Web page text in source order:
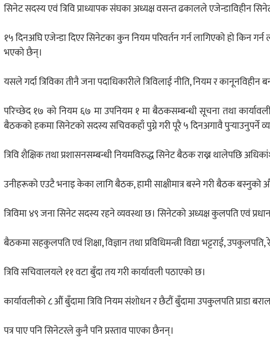
सिनेट सदस्य एवं त्रिवि प्राध्यापक संघका अध्यक्ष वसन्त ढकालले एजेन्डाविहीन
१५ दिनअघि एजेन्डा दिएर सिनेटका कुन नियम परिवर्तन गर्न लागिएको हो किन
भएको छैन्।
यसले गर्दा त्रिविका तीनै जना पदाधिकारीले त्रिविलाई नीति, नियम र
परिच्छेद १७ को नियम ६७ मा उपनियम १ मा बैठकसम्बन्धी सूचना तथा
बैठकको हकमा सिनेटको सदस्य सचिवकहाँ पुग्ने गरी पूरै ५ दिनअगावै पुर्‍याउनुपर्ने
त्रिवि शैक्षिक तथा प्रशासनसम्बन्धी नियमविरुद्ध सिनेट बैठक राख्न थालेपछि
उनीहरूको एउटै भनाइ केका लागि बैठक, हामी साक्षीमात्र बस्ने गरी बैठक बस्नुको
त्रिविमा ४९ जना सिनेट सदस्य रहने व्यवस्था छ। सिनेटको अध्यक्ष कुलपति एवं
बैठकमा सहकुलपति एवं शिक्षा, विज्ञान तथा प्रविधिमन्त्री विद्या भट्टराई,
त्रिवि सचिवालयले ११ वटा बुँदा तय गरी कार्यावली पठाएको छ।
कार्यावलीको ८ औं बुँदामा त्रिवि नियम संशोधन र छैटौं बुँदामा उपकुलपति प्राडा
पत्र पाए पनि सिनेटरले कुनै पनि प्रस्ताव पाएका छैनन्।